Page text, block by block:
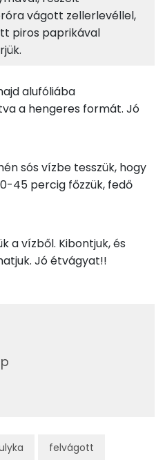
felvágott
314 kcal
6 kcal
1 kcal
6%
74%
vágott zellerlevéllel,
piros paprikával
alufóliába
a hengeres formát. Jó
sós vízbe tesszük, hogy
45 percig főzzük, fedő
a vízből. Kibontjuk, és
Jó étvágyat!!